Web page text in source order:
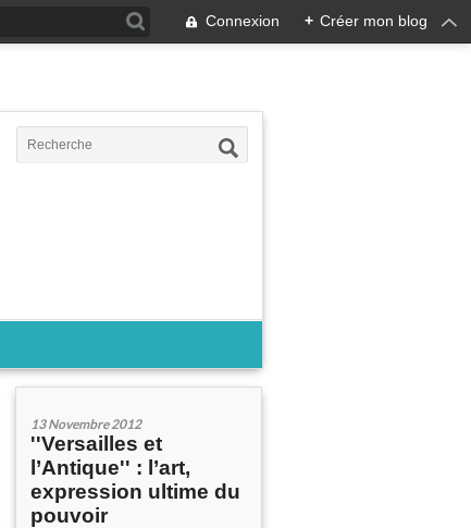
Connexion + Créer mon blog
13 Novembre 2012
''Versailles et
l’Antique'' : l’art,
expression ultime du
pouvoir